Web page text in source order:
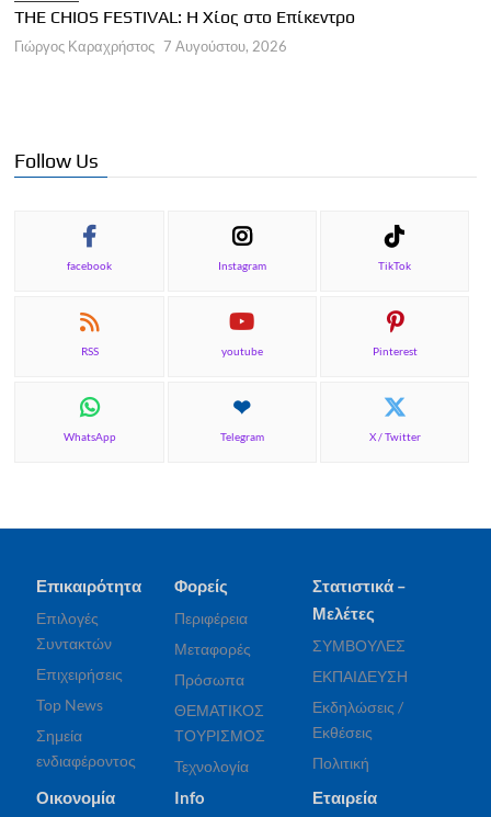
THE CHIOS FESTIVAL: Η Χίος στο Επίκεντρο
Γιώργος Καραχρήστος 7 Αυγούστου, 2026
Follow Us
facebook Instagram TikTok
RSS youtube Pinterest
WhatsApp Telegram X / Twitter
Επικαιρότητα
Επιλογές
Συντακτών
Επιχειρήσεις
Top News
Σημεία
ενδιαφέροντος
Φορείς
Περιφέρεια
Μεταφορές
Πρόσωπα
ΘΕΜΑΤΙΚΟΣ
ΤΟΥΡΙΣΜΟΣ
Τεχνολογία
Στατιστικά –
Μελέτες
ΣΥΜΒΟΥΛΕΣ
ΕΚΠΑΙΔΕΥΣΗ
Εκδηλώσεις /
Εκθέσεις
Πολιτική
Οικονομία Info Εταιρεία